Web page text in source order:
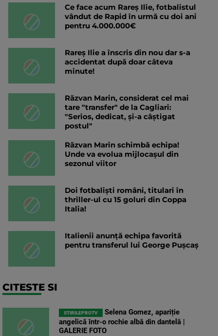
Ce face acum Rareș Ilie, fotbalistul
vândut de Rapid în urmă cu doi ani
pentru 4.000.000€
Rareș Ilie a înscris din nou dar s-a
accidentat după doar câteva
minute!
Răzvan Marin, considerat cel mai
tare "transfer" de la Cagliari:
"Serios, dedicat, și-a câștigat
postul"
Răzvan Marin schimbă echipa!
Unde va evolua mijlocașul din
sezonul viitor
Doi fotbaliști români, titulari în
thriller-ul cu 15 goluri din Coppa
Italia!
Italienii anunță echipa favorită
pentru transferul lui George Pușcaș
CITESTE SI
STIRILEPROTV
Selena Gomez, apariție
angelică într-o rochie albă din dantelă |
GALERIE FOTO